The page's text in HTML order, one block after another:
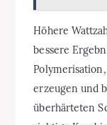
Höhere
bessere
erzeugen und
überhärteten